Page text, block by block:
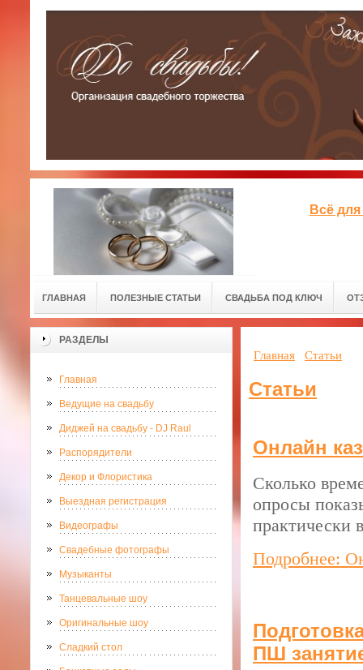
Всё
ГЛАВНАЯ ПОЛЕЗНЫЕ СТАТЬИ СВАДЬБА ПОД КЛЮЧ
РАЗДЕЛЫ
Главная
Ведущие на свадьбу
Диджей на свадьбу - DJ Raul
Распорядители
Декор и Флористика
Выездная регистрация
Видеографы
Свадебные фотографы
Музыканты
Танцевальные шоу
Оригинальные шоу
Сладкий стол
Главная Статьи
Статьи
Онлайн
Сколько
опросы
практически
Подробнее:
ПШ